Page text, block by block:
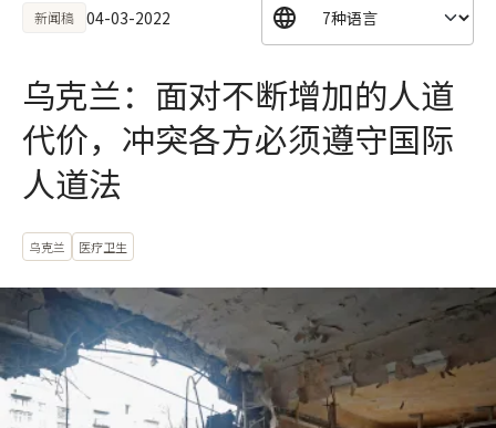
新闻稿 04-03-2022
乌克兰：面对不断增加的人道
代价，冲突各方必须遵守国际
人道法
乌克兰 医疗卫生